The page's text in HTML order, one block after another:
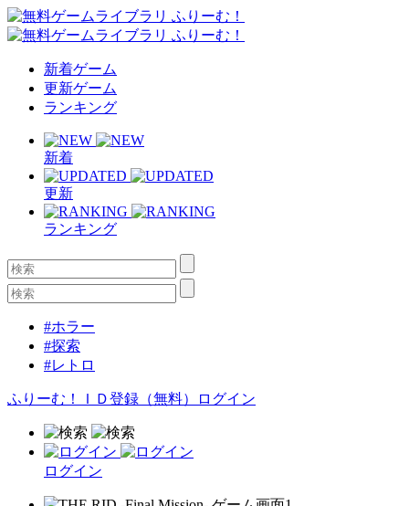
新着ゲーム
更新ゲーム
ランキング
新着
更新
ランキング
#ホラー
#探索
#レトロ
ふりーむ！ＩＤ登録（無料） ログイン
ログイン